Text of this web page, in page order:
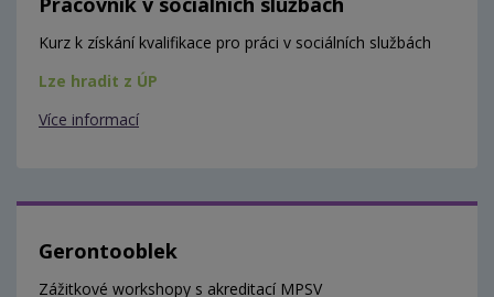
Kurz k získání kvalifikace pro práci v sociálních službách
Lze hradit z ÚP
Více informací
Gerontooblek
Zážitkové workshopy s akreditací MPSV